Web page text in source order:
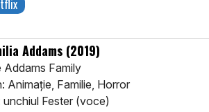
Addams (2019)
Addams Family
Animaţie, Familie, Horror
unchiul Fester (voce)